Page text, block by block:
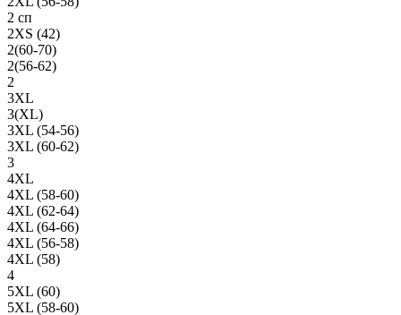
2 сп
2XS (42)
2(60-70)
2(56-62)
2
3XL
3(XL)
3XL (54-56)
3XL (60-62)
3
4XL
4XL (58-60)
4XL (62-64)
4XL (64-66)
4XL (56-58)
4XL (58)
4
5XL (60)
5XL (58-60)